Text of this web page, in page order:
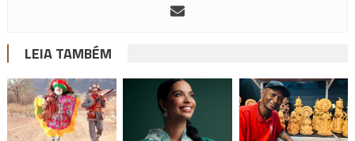
LEIA TAMBÉM